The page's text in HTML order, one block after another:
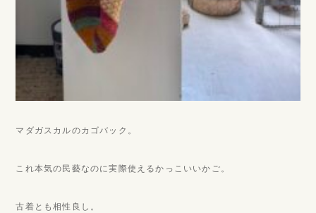
マダガスカルのカゴバック。
これ本気の民藝なのに実際使えるかっこいいかご。
古着とも相性良し。